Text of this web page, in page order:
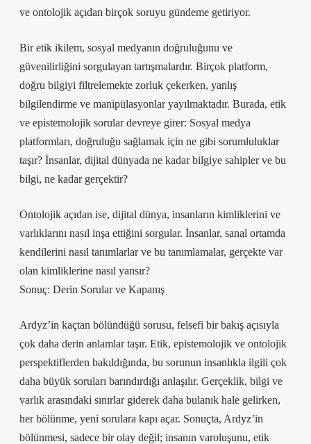
ve ontolojik açıdan birçok soruyu gündeme getiriyor.
Bir etik ikilem, sosyal medyanın doğruluğunu ve
güvenilirliğini sorgulayan tartışmalardır. Birçok platform,
doğru bilgiyi filtrelemekte zorluk çekerken, yanlış
bilgilendirme ve manipülasyonlar yayılmaktadır. Burada, etik
ve epistemolojik sorular devreye girer: Sosyal medya
platformları, doğruluğu sağlamak için ne gibi sorumluluklar
taşır? İnsanlar, dijital dünyada ne kadar bilgiye sahipler ve bu
bilgi, ne kadar gerçektir?
Ontolojik açıdan ise, dijital dünya, insanların kimliklerini ve
varlıklarını nasıl inşa ettiğini sorgular. İnsanlar, sanal ortamda
kendilerini nasıl tanımlarlar ve bu tanımlamalar, gerçekte var
olan kimliklerine nasıl yansır?
Sonuç: Derin Sorular ve Kapanış
Ardyz’in kaçtan bölündüğü sorusu, felsefi bir bakış açısıyla
çok daha derin anlamlar taşır. Etik, epistemolojik ve ontolojik
perspektiflerden bakıldığında, bu sorunun insanlıkla ilgili çok
daha büyük soruları barındırdığı anlaşılır. Gerçeklik, bilgi ve
varlık arasındaki sınırlar giderek daha bulanık hale gelirken,
her bölünme, yeni sorulara kapı açar. Sonuçta, Ardyz’in
bölünmesi, sadece bir olay değil; insanın varoluşunu, etik